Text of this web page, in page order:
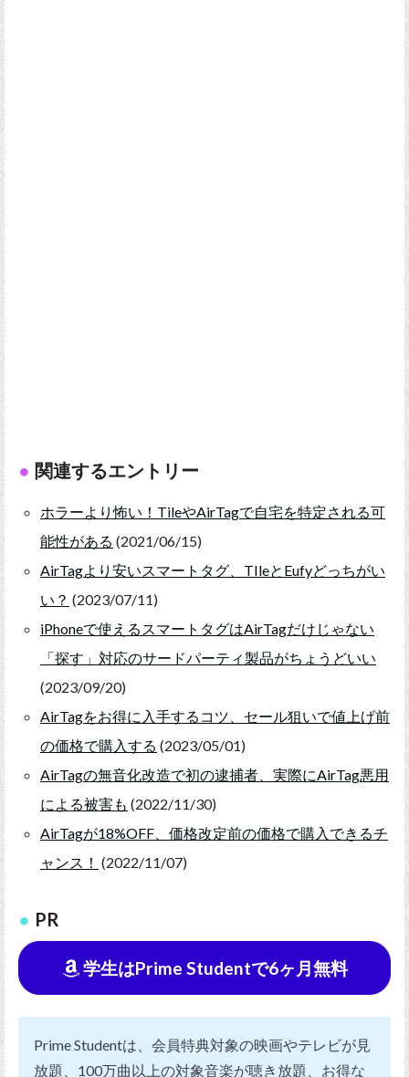
関連するエントリー
ホラーより怖い！TileやAirTagで自宅を特定される可
能性がある (2021/06/15)
AirTagより安いスマートタグ、TIleとEufyどっちがい
い？ (2023/07/11)
iPhoneで使えるスマートタグはAirTagだけじゃない
「探す」対応のサードパーティ製品がちょうどいい
(2023/09/20)
AirTagをお得に入手するコツ、セール狙いで値上げ前
の価格で購入する (2023/05/01)
AirTagの無音化改造で初の逮捕者、実際にAirTag悪用
による被害も (2022/11/30)
AirTagが18%OFF、価格改定前の価格で購入できるチ
ャンス！ (2022/11/07)
PR
学生はPrime Studentで6ヶ月無料
Prime Studentは、会員特典対象の映画やテレビが見
放題、100万曲以上の対象音楽が聴き放題、お得な